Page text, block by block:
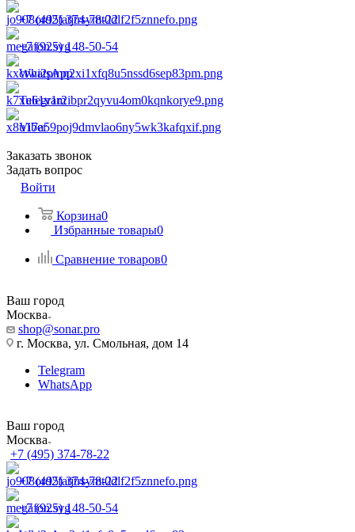
+7 (495) 374-78-22
+7 (925) 148-50-54
WhatsApp
Telegram
Viber
Заказать звонок
Задать вопрос
Войти
Корзина0
Избранные товары0
Сравнение товаров0
Ваш город
Москва
shop@sonar.pro
г. Москва, ул. Смольная, дом 14
Telegram
WhatsApp
Ваш город
Москва
+7 (495) 374-78-22
+7 (495) 374-78-22
+7 (925) 148-50-54